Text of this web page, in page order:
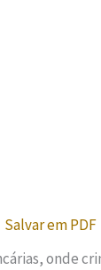
Salvar em PDF
onde